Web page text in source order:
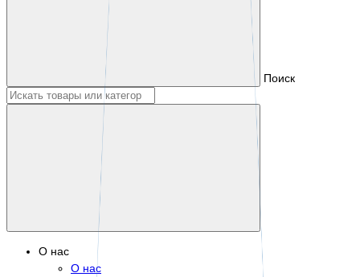
Поиск
О нас
О нас